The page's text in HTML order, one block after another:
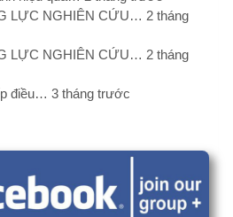
trước xét nghiệm của điều
viện Vũng tàu năm 2025